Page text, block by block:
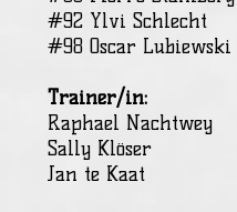
#92 Ylvi Schlecht
#98 Oscar Lubiewski
Trainer/in:
Raphael Nachtwey
Sally Klöser
Jan te Kaat